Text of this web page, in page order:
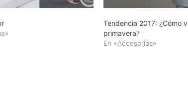
Tendencia 2017: ¿Cómo
primavera?
En «Accesorios»